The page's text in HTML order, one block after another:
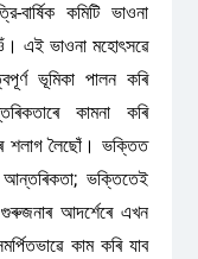
বার্ষিক কমিটি ভাওনা
এই ভাওনা মহোৎসৱে
ভূমিকা পালন কৰি
কামনা কৰি
শলাগ লৈছোঁ। ভক্তিত
ভক্তিতেই
আদর্শেৰে এখন
কাম কৰি যাব